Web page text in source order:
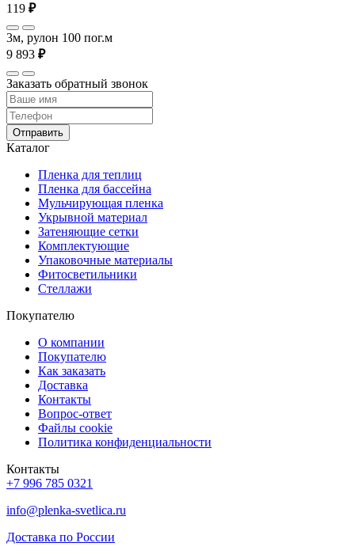
119 ₽
3м, рулон 100 пог.м
9 893 ₽
Заказать обратный звонок
Отправить
Каталог
Пленка для теплиц
Пленка для бассейна
Мульчирующая пленка
Укрывной материал
Затеняющие сетки
Комплектующие
Упаковочные материалы
Фитосветильники
Стеллажи
Покупателю
О компании
Покупателю
Как заказать
Доставка
Контакты
Вопрос-ответ
Файлы cookie
Политика конфиденциальности
Контакты
+7 996 785 0321
info@plenka-svetlica.ru
Доставка по России